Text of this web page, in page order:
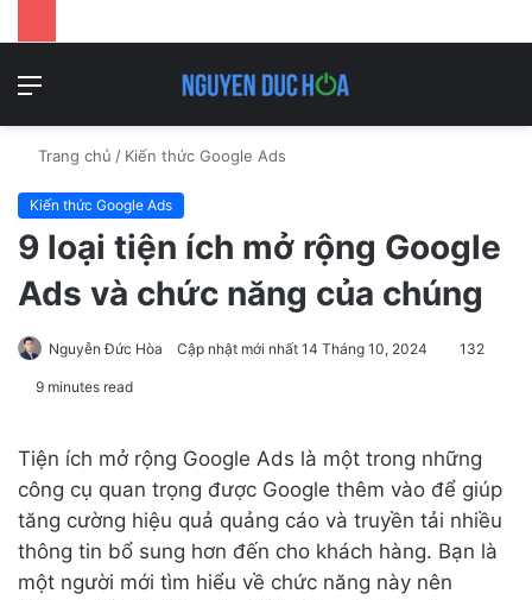
mục
Trang chủ / Kiến thức Google Ads
Kiến thức Google Ads
9 loại tiện ích mở rộng Google
Ads và chức năng của chúng
Nguyễn Đức Hòa Cập nhật mới nhất 14 Tháng 10, 2024 132
9 minutes read
Tiện ích mở rộng Google Ads là một trong những
công cụ quan trọng được Google thêm vào để giúp
tăng cường hiệu quả quảng cáo và truyền tải nhiều
thông tin bổ sung hơn đến cho khách hàng. Bạn là
một người mới tìm hiểu về chức năng này nên